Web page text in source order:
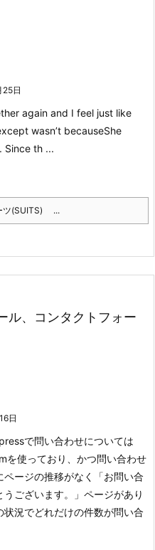
25日
again and I feel just like
wasn’t becauseShe
Since th ...
ツ(SUITS) ...
ル、コンタクトフォー
日
で問い合わせについては
を使っており、かつ問い合わせ
ページの推移がなく「お問い合
うございます。」ページがあり
状況でどれだけの件数が問い合